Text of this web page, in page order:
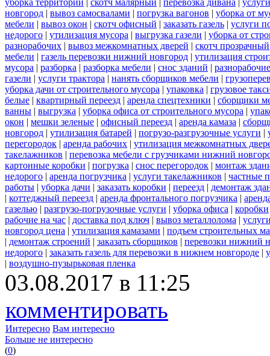
новгород | вывоз самосвалами | погрузка вагонов | уборка от
мебели | вывоз окон | скотч офисный | заказать газель | услуги
недорого | утилизация мусора | выгрузка газели | уборка от
разнорабочих | вывоз межкомнатных дверей | скотч прозрачный
мебели | газель перевозки нижний новгород | утилизация
мусора | разборка | разборка мебели | снос зданий |
газели | услуги трактора | нанять сборщиков мебели |
уборка дачи от строительного мусора | упаковка | грузовое
белые | квартирный переезд | аренда спецтехники | сборщики
ванны | выгрузка | уборка офиса от строительного мусора |
окон | мешки зеленые | офисный переезд | аренда камаза |
новгород | утилизация батарей | погрузо-разгрузочные услуги |
перегородок | аренда рабочих | утилизация межкомнатных
такелажников | перевозка мебели с грузчиками нижний
картонные коробки | погрузка | снос перегородок | монтаж
недорого | аренда погрузчика | услуги такелажников | частные
работы | уборка дачи | заказать коробки | переезд | демонтаж
| коттеджный переезд | аренда фронтального погрузчика |
газелью | разгрузо-погрузочные услуги | уборка офиса | коробки
рабочие на час | доставка под ключ | вывоз металлолома |
новгород цена | утилизация камазами | подъем строительных
| демонтаж строений | заказать сборщиков | перевозки нижний
недорого | заказать газель для перевозки в нижнем новгороде |
| воздушно-пузырьковая пленка
03.08.2017 в 11:25
комментировать
Интересно Вам интересно
Больше не интересно
(0)